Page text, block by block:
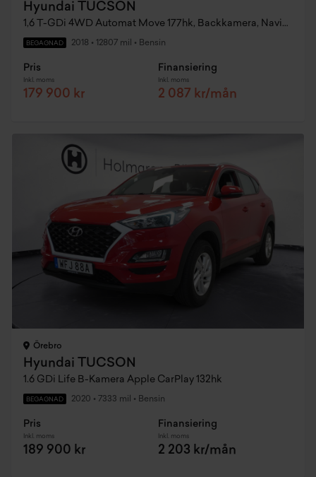
Hyundai TUCSON
1,6 T-GDi 4WD Automat Move 177hk, Backkamera, Navigation, Lane Assist
BEGAGNAD 2018 • 12807 mil • Bensin
Pris
Inkl. moms
179 900 kr
Finansiering
Inkl. moms
2 087 kr/mån
Örebro
Hyundai TUCSON
1.6 GDi Life B-Kamera Apple CarPlay 132hk
BEGAGNAD 2020 • 7333 mil • Bensin
Pris
Inkl. moms
189 900 kr
Finansiering
Inkl. moms
2 203 kr/mån